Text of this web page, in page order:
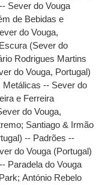
Sever do Vouga
de Bebidas e
do Vouga,
(Sever do
Rodrigues Martins
do Vouga, Portugal)
Metálicas -- Sever do
e Ferreira
do Vouga,
; Santiago & Irmão
-- Padrões --
do Vouga (Portugal)
Paradela do Vouga
;António Rebelo